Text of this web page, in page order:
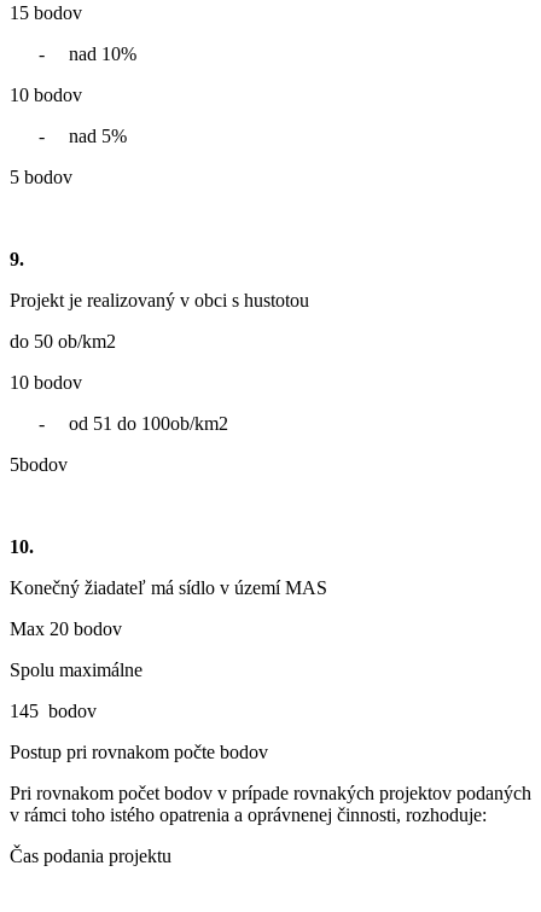
15 bodov
- nad 10%
10 bodov
- nad 5%
5 bodov
9.
Projekt je realizovaný v obci s hustotou
do 50 ob/km2
10 bodov
- od 51 do 100ob/km2
5bodov
10.
Konečný žiadateľ má sídlo v území MAS
Max 20 bodov
Spolu maximálne
145 bodov
Postup pri rovnakom počte bodov
Pri rovnakom počet bodov v prípade rovnakých projektov podaných
v rámci toho istého opatrenia a oprávnenej činnosti, rozhoduje:
Čas podania projektu